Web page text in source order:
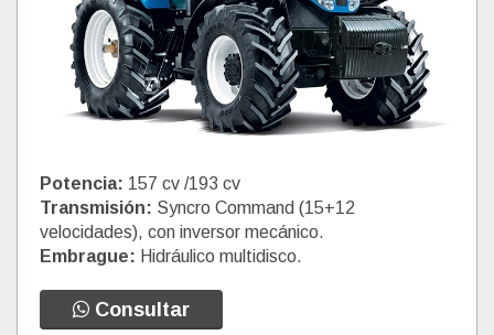
Potencia: 157 cv /193 cv
Transmisión: Syncro Command (15+12
velocidades), con inversor mecánico.
Embrague: Hidráulico multidisco.
Consultar